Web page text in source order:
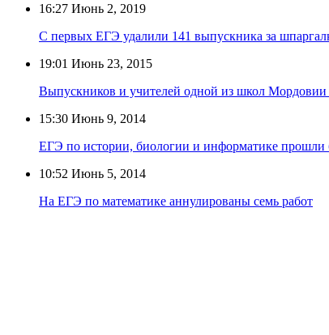
16:27 Июнь 2, 2019
С первых ЕГЭ удалили 141 выпускника за
19:01 Июнь 23, 2015
Выпускников и учителей одной из школ
15:30 Июнь 9, 2014
ЕГЭ по истории, биологии и информатике прошли
10:52 Июнь 5, 2014
На ЕГЭ по математике аннулированы семь работ